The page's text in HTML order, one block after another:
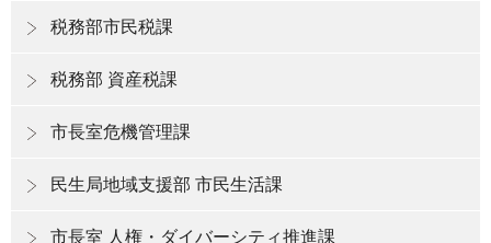
税務部市民税課
税務部 資産税課
市長室危機管理課
民生局地域支援部 市民生活課
市長室 人権・ダイバーシティ推進課